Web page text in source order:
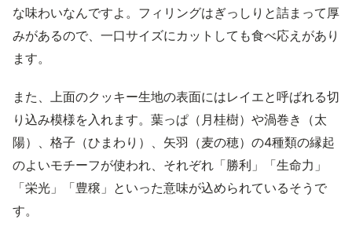
な味わいなんですよ。フィリングはぎっしりと詰まって厚
みがあるので、一口サイズにカットしても食べ応えがあり
ます。
また、上面のクッキー生地の表面にはレイエと呼ばれる切
り込み模様を入れます。葉っぱ（月桂樹）や渦巻き（太
陽）、格子（ひまわり）、矢羽（麦の穂）の4種類の縁起
のよいモチーフが使われ、それぞれ「勝利」「生命力」
「栄光」「豊穣」といった意味が込められているそうで
す。